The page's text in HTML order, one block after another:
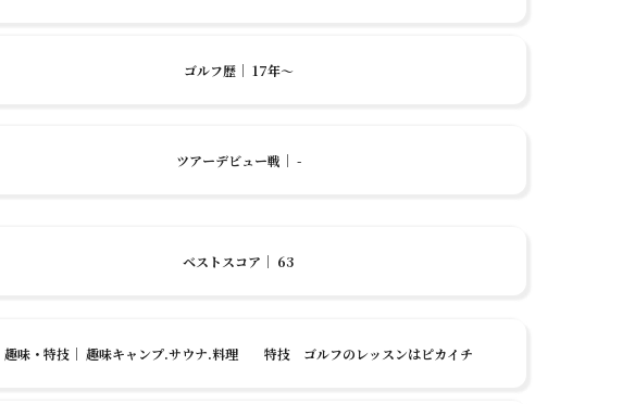
ゴルフ歴｜ 17年〜
ツアーデビュー戦 ｜ -
ベストスコア ｜ 63
趣味・特技｜ 趣味キャンプ.サウナ.料理 特技 ゴルフのレッスンはピカイチ